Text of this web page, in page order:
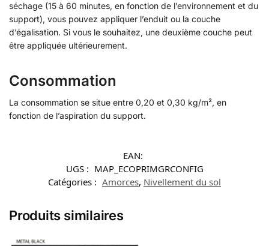
séchage (15 à 60 minutes, en fonction de l’environnement et du
support), vous pouvez appliquer l’enduit ou la couche
d’égalisation. Si vous le souhaitez, une deuxième couche peut
être appliquée ultérieurement.
Consommation
La consommation se situe entre 0,20 et 0,30 kg/m², en
fonction de l’aspiration du support.
EAN:
UGS : MAP_ECOPRIMGRCONFIG
Catégories : Amorces, Nivellement du sol
Produits similaires